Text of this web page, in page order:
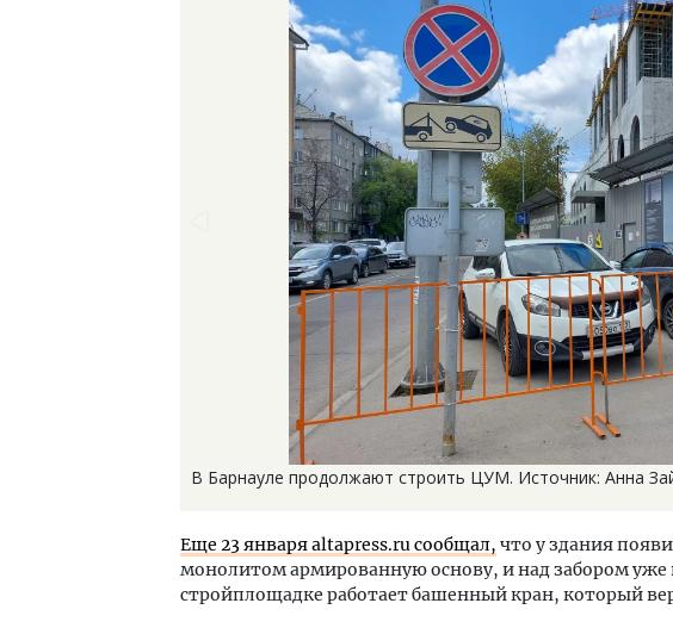
В Барнауле продолжают строить ЦУМ. Источник: Анна
Еще 23 января altapress.ru сообщал, что у здания
монолитом армированную основу, и над забором
стройплощадке работает башенный кран, который